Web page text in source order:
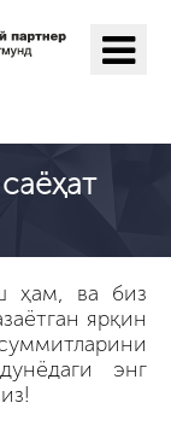
ҳам, ва биз
ярқин
энг